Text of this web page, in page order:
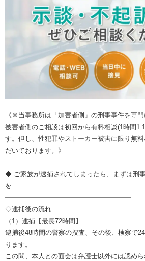
《※当事務所は「加害者側」の刑事事件を専門
被害者側のご相談は初回から有料相談(1時間
す。但し、性犯罪やストーカー被害に限り無
だいております。》
◆ ご家族が逮捕されてしまったら、まずは刑
を
━━━━━━━━━━━━━━━━━━━
◇逮捕後の流れ
（1）逮捕【最長72時間】
逮捕後48時間の警察の捜査、その後、検察で
ります。
この間、本人との面会は弁護士以外には認めら